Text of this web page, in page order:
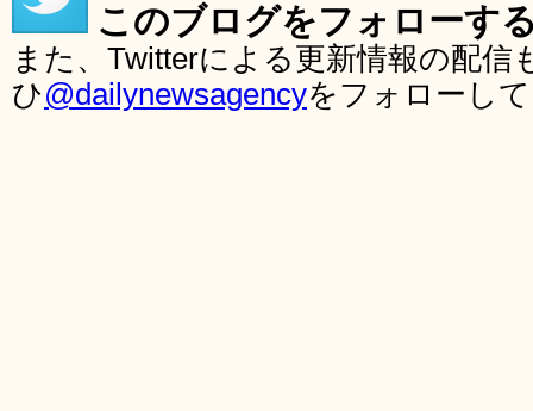
このブログをフォローす
また、Twitterによる更新情報の配
ひ@dailynewsagencyをフォローし